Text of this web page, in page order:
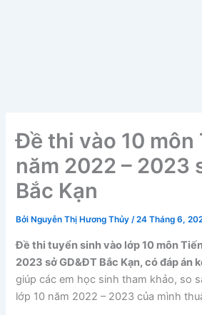
Đề thi vào 10 môn
năm 2022 – 2023
Bắc Kạn
Bởi Nguyễn Thị Hương Thủy/24 Tháng 6,
Đề thi tuyển sinh vào lớp 10 môn
2023 sở GD&ĐT Bắc Kạn, có đáp án
giúp các em học sinh tham khảo, so
lớp 10 năm 2022 – 2023 của mình